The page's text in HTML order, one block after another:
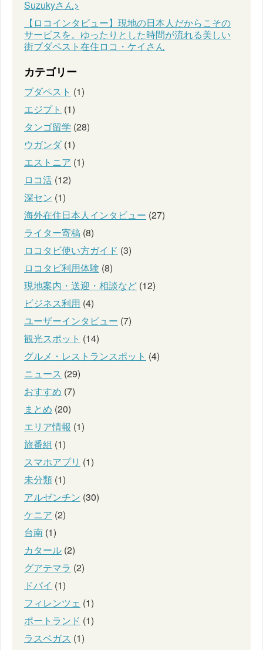
Suzukyさん>
【ロコインタビュー】現地の日本人だからこその
サービスを。ゆったりとした時間が流れる美しい
街ブダペスト在住ロコ・ケイさん
カテゴリー
ブダペスト (1)
エジプト (1)
タンゴ留学 (28)
ウガンダ(1)
エストニア (1)
ロコ活 (12)
深セン (1)
海外在住日本人インタビュー (27)
ライター寄稿 (8)
ロコタビ使い方ガイド (3)
ロコタビ利用体験 (8)
現地案内・送迎・相談など (12)
ビジネス利用 (4)
ユーザーインタビュー (7)
観光スポット (14)
グルメ・レストランスポット (4)
ニュース (29)
おすすめ (7)
まとめ (20)
エリア情報 (1)
旅番組 (1)
スマホアプリ (1)
未分類 (1)
アルゼンチン (30)
ケニア (2)
台南 (1)
カタール (2)
グアテマラ (2)
ドバイ (1)
フィレンツェ (1)
ポートランド (1)
ラスベガス (1)